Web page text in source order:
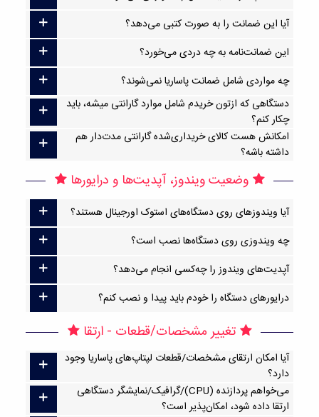
آیا این ضمانت را به صورت کتبی می‌دهد؟
این ضمانت‌نامه به چه دردی می‌خورد؟
چه مواردی شامل ضمانت پاساریا نمی‌شوند؟
دستگاهی که ازتون خریدم شامل موارد گارانتی میشه، باید
چکار کنم؟
امکانش هست کالای خریداری‌شده گارانتی مدت‌دار هم
داشته باشه؟
وضعیت ویندوز، آپدیت‌ها و درایورها
آیا ویندوزهای روی دستگاه‌های استوک اورجینال هستند؟
چه ویندوزی روی دستگاه‌ها نصب است؟
آپدیت‌های ویندوز را چه‌کسی انجام می‌دهد؟
درایورهای دستگاه را خودم باید پیدا و نصب کنم؟
تغییر مشخصات/قطعات - ارتقا
آیا امکان ارتقا‌ی مشخصات/قطعات لپتاپ‌های پاساریا وجود
دارد؟
می‌خواهم پردازنده (CPU)/گرافیک/نمایشگر دستگاهی
ارتقا داده شود، امکان‌پذیر است؟